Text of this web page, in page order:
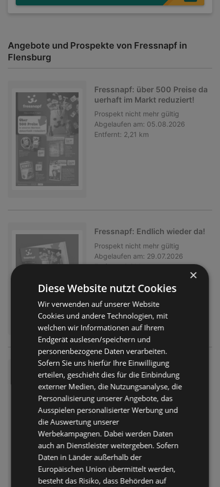
Angebote und Prospekte von Fressnapf in
Flensburg
Fressnapf: über 500 Preise da
uerhaft im Markt reduziert!
Prospekt nicht mehr gültig
Abgelaufen am: 05.08.2026
Entfernt: 2,21 km
Fressnapf: Endlich wieder da!
Prospekt nicht mehr gültig
Abgelaufen am: 29.07.2026
Entfernt: 2,21 km
Fressnapf: über 500 Preise da
uerhaft im Markt reduziert!
Prospekt
nicht mehr gültig
Abgelaufen am: 01.07.2026
Entfernt: 2,21 km
×
Diese Website nutzt Cookies
Wir verwenden auf unserer Website
Cookies und andere Technologien, mit
welchen wir Informationen auf Ihrem
Endgerät auslesen/speichern und
personenbezogene Daten verarbeiten.
Sofern Sie uns hierfür Ihre Einwilligung
erteilen, geschieht dies für die Einbindung
externer Medien, die Nutzungsanalyse, die
Personalisierung unserer Angebote, das
Ausspielen personalisierter Werbung und
die Auswertung unserer
Werbekampagnen. Dabei werden Daten
auch an Dienstleister weitergeben. Sofern
Daten in Länder außerhalb der
Europäischen Union übermittelt werden,
besteht das Risiko, dass Behörden auf